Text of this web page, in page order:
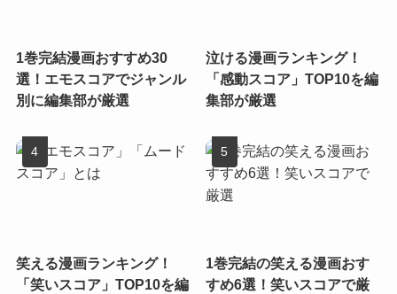
1巻完結漫画おすすめ30
選！エモスコアでジャンル
別に編集部が厳選
泣ける漫画ランキング！
「感動スコア」TOP10を編
集部が厳選
笑える漫画ランキング！
「笑いスコア」TOP10を編
1巻完結の笑える漫画おす
すめ6選！笑いスコアで厳